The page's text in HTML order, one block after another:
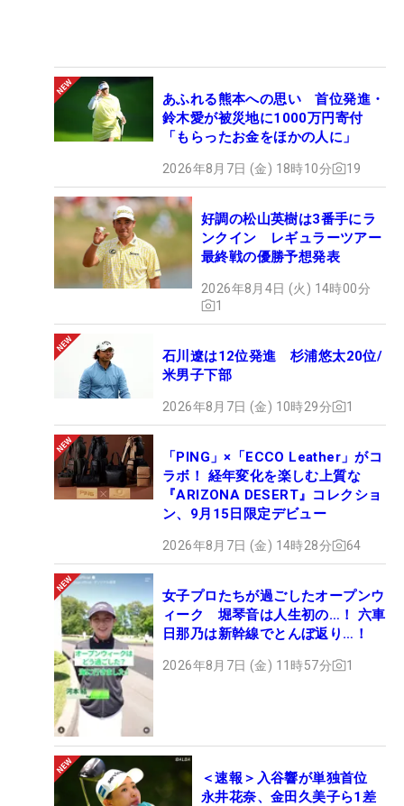
あふれる熊本への思い 首位発進・
鈴木愛が被災地に1000万円寄付
「もらったお金をほかの人に」
2026年8月7日 (金) 18時10分 19
好調の松山英樹は3番手にラ
ンクイン レギュラーツアー
最終戦の優勝予想発表
2026年8月4日 (火) 14時00分
1
石川遼は12位発進 杉浦悠太20位/
米男子下部
2026年8月7日 (金) 10時29分 1
「PING」×「ECCO Leather」がコ
ラボ！ 経年変化を楽しむ上質な
『ARIZONA DESERT』コレクショ
ン、9月15日限定デビュー
2026年8月7日 (金) 14時28分 64
女子プロたちが過ごしたオープンウ
ィーク 堀琴音は人生初の…！ 六車
日那乃は新幹線でとんぼ返り…！
2026年8月7日 (金) 11時57分 1
＜速報＞入谷響が単独首位
永井花奈、金田久美子ら1差